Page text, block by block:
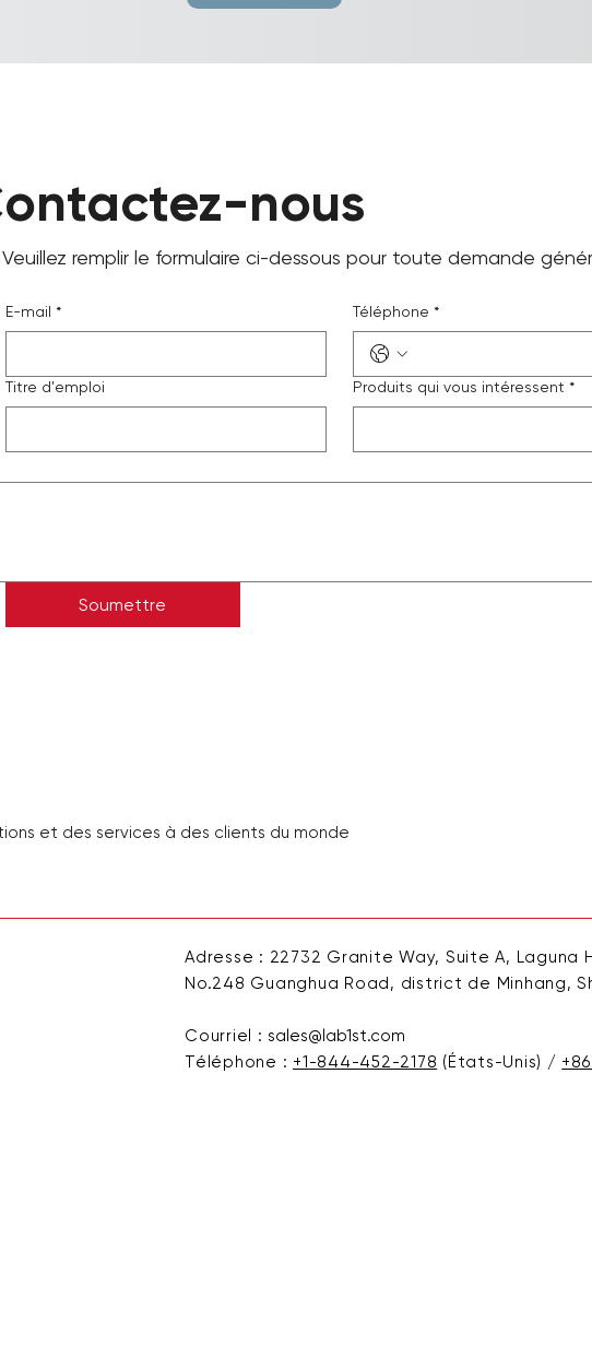
nous
remplir le formulaire ci-dessous pour toute demande
E-mail * Téléphone *
Titre d'emploi Produits qui vous intéressent *
Soumettre
et des services à des clients du monde
Adresse : 22732 Granite Way, Suite A, Laguna
No.248 Guanghua Road, district de Minhang,
Courriel : sales@lab1st.com
Téléphone : +1-844-452-2178 (États-Unis) /